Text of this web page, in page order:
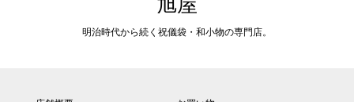
明治時代から続く祝儀袋・和小物の専門店。